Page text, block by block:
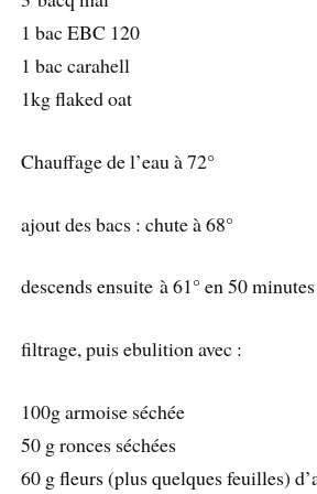
1 bac EBC 120
1 bac carahell
1kg flaked oat
Chauffage de l’eau à 72°
ajout des bacs : chute à 68°
descends ensuite à 61° en 50 minutes
filtrage, puis ebulition avec :
100g armoise séchée
50 g ronces séchées
60 g fleurs (plus quelques feuilles)